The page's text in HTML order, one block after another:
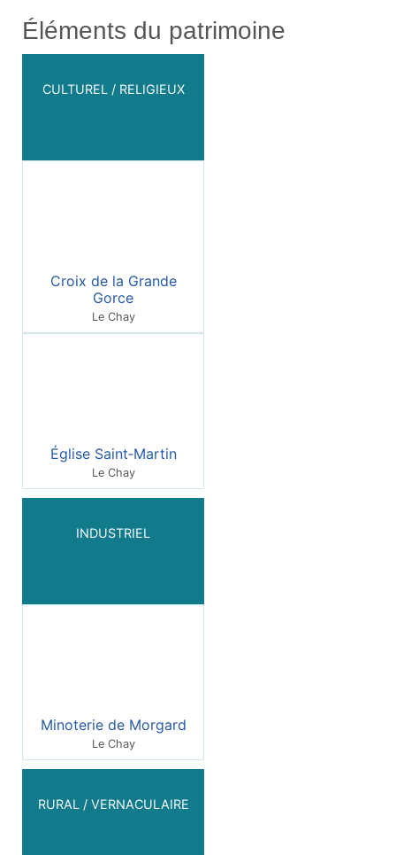
Éléments du patrimoine
CULTUREL / RELIGIEUX
Croix de la Grande
Gorce
Le Chay
Église Saint‑Martin
Le Chay
INDUSTRIEL
Minoterie de Morgard
Le Chay
RURAL / VERNACULAIRE